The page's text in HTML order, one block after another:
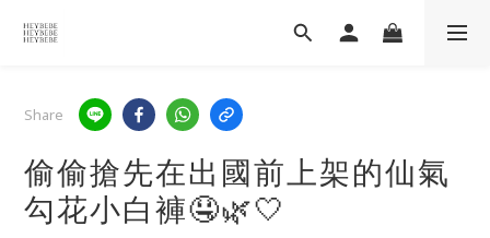
Share
偷偷搶先在出國前上架的仙氣
勾花小白褲🤤🌿🤍